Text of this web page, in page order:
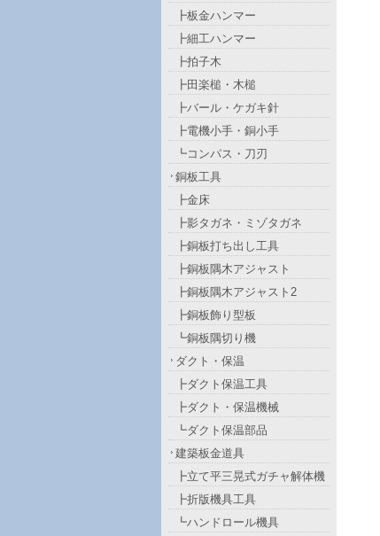
┣板金ハンマー
┣細工ハンマー
┣拍子木
┣田楽槌・木槌
┣バール・ケガキ針
┣電機小手・銅小手
┗コンパス・刀刃
銅板工具
┣金床
┣影タガネ・ミゾタガネ
┣銅板打ち出し工具
┣銅板隅木アジャスト
┣銅板隅木アジャスト2
┣銅板飾り型板
┗銅板隅切り機
ダクト・保温
┣ダクト保温工具
┣ダクト・保温機械
┗ダクト保温部品
建築板金道具
┣立て平三晃式ガチャ解体機
┣折版機具工具
┗ハンドロール機具